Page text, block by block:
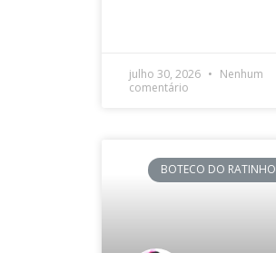
julho 30, 2026
Nenhum
comentário
BOTECO DO RATINHO